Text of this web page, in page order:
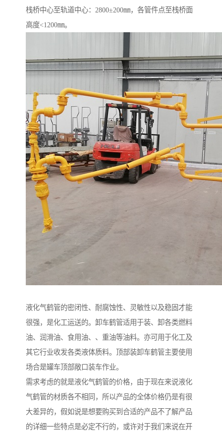
栈桥中心至轨道中心：2800±200㎜，各管件点至栈桥面
高度<1200㎜。
液化气鹤管的密闭性、耐腐蚀性、灵敏性以及稳固才能
很强，是化工运送的。卸车鹤管适用于装、卸各类燃料
油、润滑油、食用油、、重油等油料。亦可用于化工及
其它行业收发各类液体质料。顶部装卸车鹤管主要使用
场合是罐车顶部敞口装车作业。
需求考虑的就是液化气鹤管的价格，由于现在来说液化
气鹤管的材质各不相同，所以产品的全体价格仍是有很
大差异的，假如说是想要购买到合适的产品不了解产品
的详细一些特点是必定不行的，或许对于我们来说在开